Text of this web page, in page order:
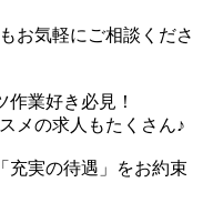
お気軽にご相談くださ
業好き必見！
メの求人もたくさん♪
充実の待遇」をお約束